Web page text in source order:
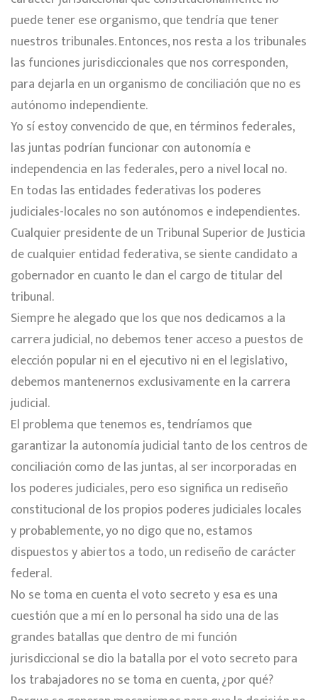
puede tener ese organismo, que tendría que tener
nuestros tribunales. Entonces, nos resta a los tribunales
las funciones jurisdiccionales que nos corresponden,
para dejarla en un organismo de conciliación que no es
autónomo independiente.
Yo sí estoy convencido de que, en términos federales,
las juntas podrían funcionar con autonomía e
independencia en las federales, pero a nivel local no.
En todas las entidades federativas los poderes
judiciales-locales no son autónomos e independientes.
Cualquier presidente de un Tribunal Superior de Justicia
de cualquier entidad federativa, se siente candidato a
gobernador en cuanto le dan el cargo de titular del
tribunal.
Siempre he alegado que los que nos dedicamos a la
carrera judicial, no debemos tener acceso a puestos de
elección popular ni en el ejecutivo ni en el legislativo,
debemos mantenernos exclusivamente en la carrera
judicial.
El problema que tenemos es, tendríamos que
garantizar la autonomía judicial tanto de los centros de
conciliación como de las juntas, al ser incorporadas en
los poderes judiciales, pero eso significa un rediseño
constitucional de los propios poderes judiciales locales
y probablemente, yo no digo que no, estamos
dispuestos y abiertos a todo, un rediseño de carácter
federal.
No se toma en cuenta el voto secreto y esa es una
cuestión que a mí en lo personal ha sido una de las
grandes batallas que dentro de mi función
jurisdiccional se dio la batalla por el voto secreto para
los trabajadores no se toma en cuenta, ¿por qué?